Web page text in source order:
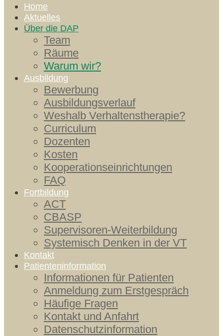
Home
Aktuelles
Über die DAP
Team
Räume
Warum wir?
Ausbildung
Bewerbung
Ausbildungsverlauf
Weshalb Verhaltenstherapie?
Curriculum
Dozenten
Kosten
Kooperationseinrichtungen
FAQ
Fortbildung
ACT
CBASP
Supervisoren-Weiterbildung
Systemisch Denken in der VT
Kontakt
Patienteninformation
Informationen für Patienten
Anmeldung zum Erstgespräch
Häufige Fragen
Kontakt und Anfahrt
Datenschutzinformation